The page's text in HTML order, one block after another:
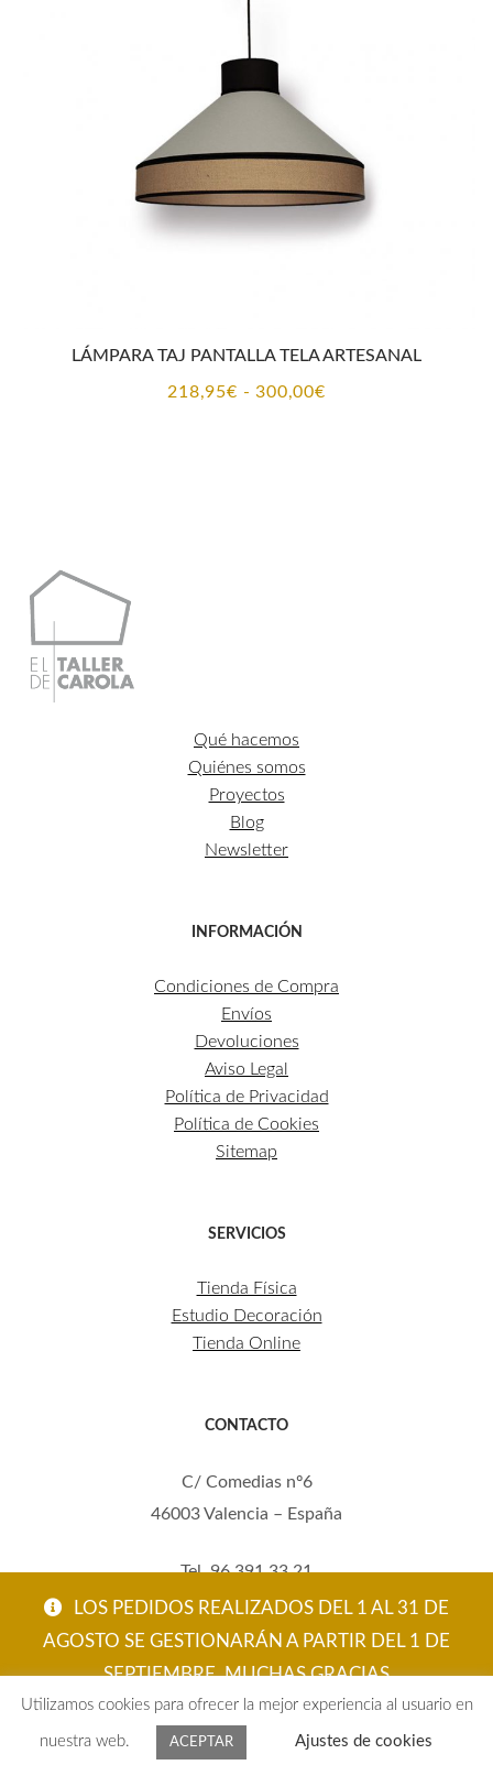
LOS PEDIDOS REALIZADOS DEL 1 AL 31 DE
AGOSTO SE GESTIONARÁN A PARTIR DEL 1 DE
SEPTIEMBRE. MUCHAS GRACIAS
ACEPTAR
LÁMPARA TAJ PANTALLA TELA ARTESANAL
218,95€ - 300,00€Rango
Qué hacemos
Quiénes somos
Proyectos
Blog
Newsletter
INFORMACIÓN
Condiciones de Compra
Envíos
Devoluciones
Aviso Legal
Política de Privacidad
Política de Cookies
Sitemap
SERVICIOS
Tienda Física
Estudio Decoración
Tienda Online
CONTACTO
C/ Comedias nº6
46003 Valencia – España
Tel. 96 391 33 21
Mov. 620 123 461
carola@eltallerdecarola.com
Utilizamos cookies para ofrecer la mejor experiencia al usuario en
nuestra web. ACEPTAR Ajustes de cookies